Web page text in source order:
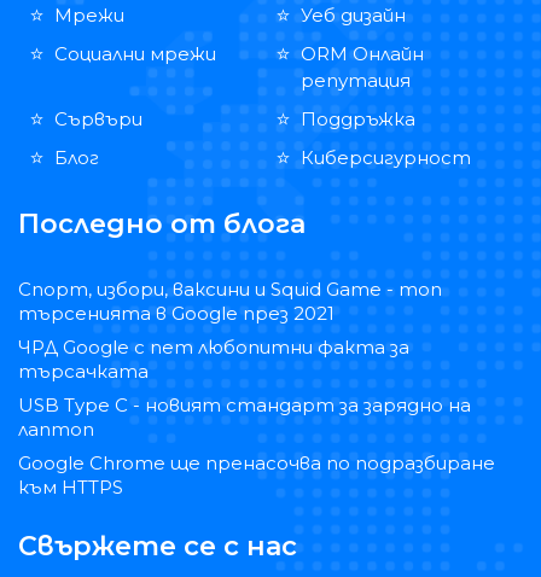
Мрежи
Уеб дизайн
Социални мрежи
ORM Онлайн
репутация
Сървъри
Поддръжка
Блог
Киберсигурност
Последно от блога
Спорт, избори, ваксини и Squid Game - топ
търсенията в Google през 2021
ЧРД Google с пет любопитни факта за
търсачката
USB Type C - новият стандарт за зарядно на
лаптоп
Google Chrome ще пренасочва по подразбиране
към HTTPS
Свържете се с нас